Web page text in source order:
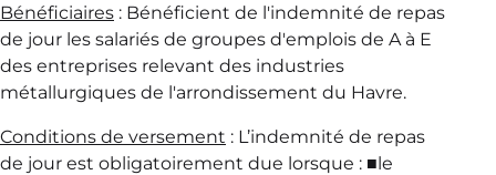
Bénéficiaires : Bénéficient de l'indemnité de repas
de jour les salariés de groupes d'emplois de A à E
des entreprises relevant des industries
métallurgiques de l'arrondissement du Havre.
Conditions de versement : L’indemnité de repas
de jour est obligatoirement due lorsque : ■le